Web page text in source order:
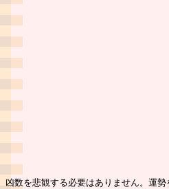
凶数を悲観する必要はありません。運